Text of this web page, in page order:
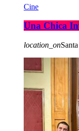
Cine
Una Chica
location_on